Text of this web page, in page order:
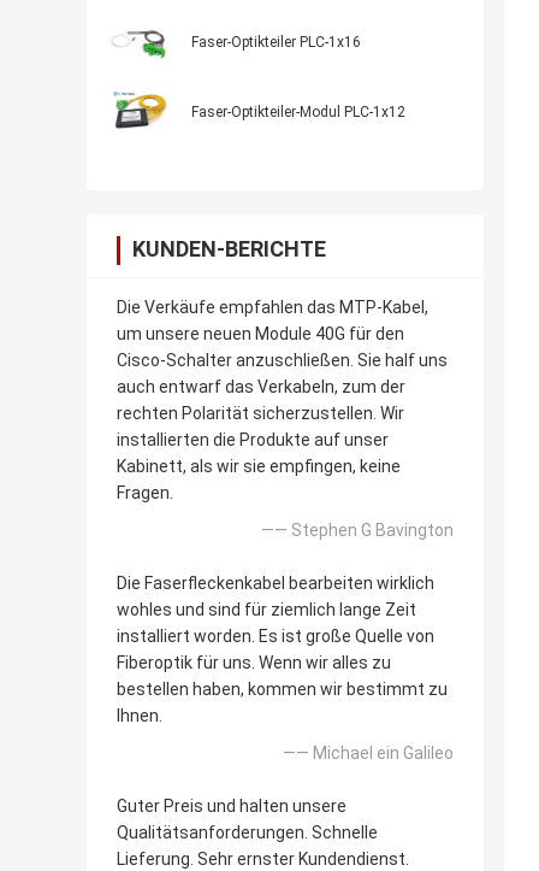
Faser-Optikteiler PLC-1x16
Faser-Optikteiler-Modul PLC-1x12
KUNDEN-BERICHTE
Die Verkäufe empfahlen das MTP-Kabel,
um unsere neuen Module 40G für den
Cisco-Schalter anzuschließen. Sie half uns
auch entwarf das Verkabeln, zum der
rechten Polarität sicherzustellen. Wir
installierten die Produkte auf unser
Kabinett, als wir sie empfingen, keine
Fragen.
—— Stephen G Bavington
Die Faserfleckenkabel bearbeiten wirklich
wohles und sind für ziemlich lange Zeit
installiert worden. Es ist große Quelle von
Fiberoptik für uns. Wenn wir alles zu
bestellen haben, kommen wir bestimmt zu
Ihnen.
—— Michael ein Galileo
Guter Preis und halten unsere
Qualitätsanforderungen. Schnelle
Lieferung. Sehr ernster Kundendienst.